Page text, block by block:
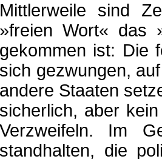
Mittlerweile sind
»freien Wort« das
gekommen ist: Die
sich gezwungen,
andere Staaten
sicherlich, aber
Verzweifeln. Im
standhalten, die